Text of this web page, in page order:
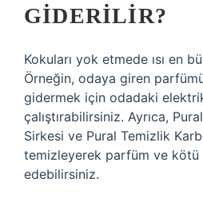
GIDERILIR?
Kokuları yok etmede ısı en
Örneğin, odaya giren
gidermek için odadaki
çalıştırabilirsiniz. Ayrıca,
Sirkesi ve Pural Temizlik
temizleyerek parfüm ve kötü
edebilirsiniz.